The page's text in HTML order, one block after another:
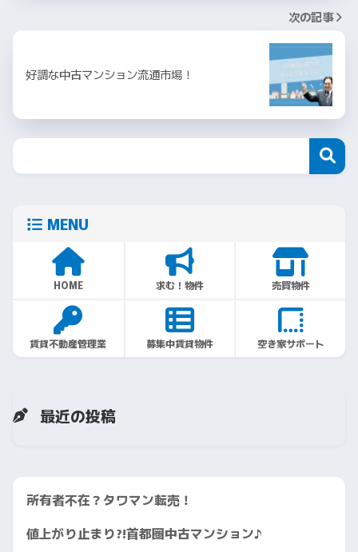
次の記事
好調な中古マンション流通市場！
MENU
HOME 求む！物件 売買物件
賃貸不動産管理業 募集中賃貸物件 空き家サポート
最近の投稿
所有者不在？タワマン転売！
値上がり止まり?!首都圏中古マンション♪